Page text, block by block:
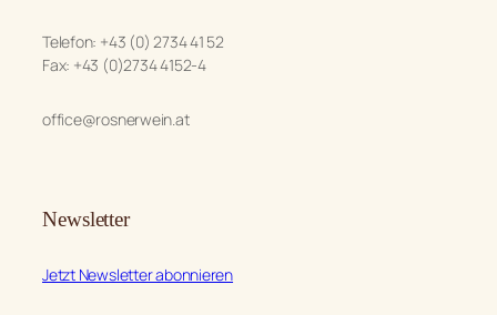
Telefon: +43 (0) 2734 41 52
Fax: +43 (0)2734 4152-4
office@rosnerwein.at
Newsletter
Jetzt Newsletter abonnieren